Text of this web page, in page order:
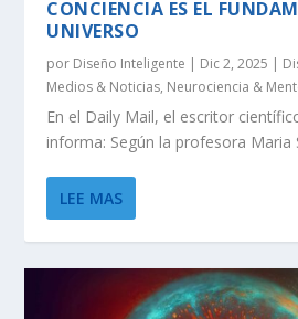
CONCIENCIA ES EL
UNIVERSO
por Diseño Inteligente | Dic 2, 2025 |
Medios & Noticias, Neurociencia &
En el Daily Mail, el escritor
informa: Según la profesora Maria
LEE MAS